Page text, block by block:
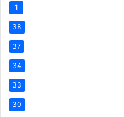
1
38
37
34
33
30